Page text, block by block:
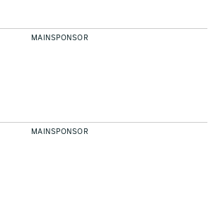
MAINSPONSOR
MAINSPONSOR